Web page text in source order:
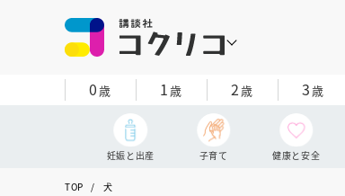
0歳 1歳 2歳 3歳
妊娠と出産 子育て 健康と安全
TOP 犬